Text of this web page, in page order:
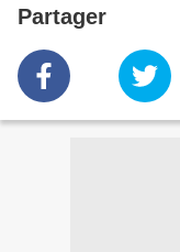
Partager